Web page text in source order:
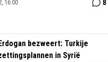
16:00 8
bezweert: Turkije
in Syrië